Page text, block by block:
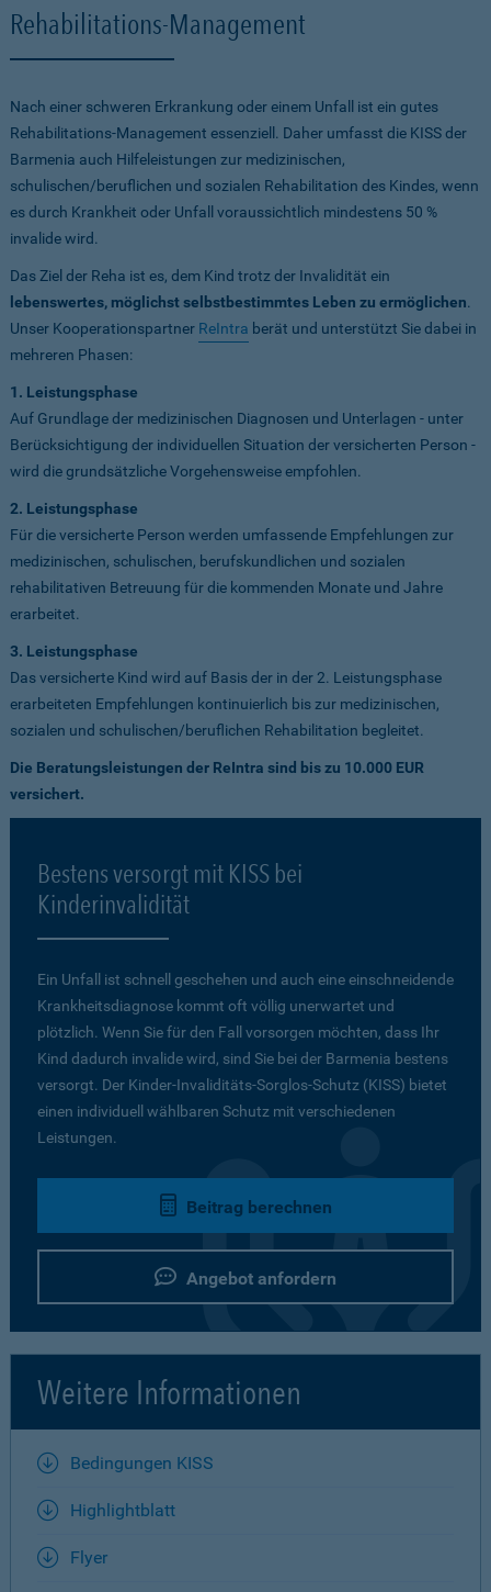
Rehabilitations-Management
Nach einer schweren Erkrankung oder einem Unfall ist ein gutes
Rehabilitations-Management essenziell. Daher umfasst die KISS der
Barmenia auch Hilfeleistungen zur medizinischen,
schulischen/beruflichen und sozialen Rehabilitation des Kindes, wenn
es durch Krankheit oder Unfall voraussichtlich mindestens 50 %
invalide wird.
Das Ziel der Reha ist es, dem Kind trotz der Invalidität ein
lebenswertes, möglichst selbstbestimmtes Leben zu ermöglichen.
Unser Kooperationspartner ReIntra berät und unterstützt Sie dabei in
mehreren Phasen:
1. Leistungsphase
Auf Grundlage der medizinischen Diagnosen und Unterlagen - unter
Berücksichtigung der individuellen Situation der versicherten Person -
wird die grundsätzliche Vorgehensweise empfohlen.
2. Leistungsphase
Für die versicherte Person werden umfassende Empfehlungen zur
medizinischen, schulischen, berufskundlichen und sozialen
rehabilitativen Betreuung für die kommenden Monate und Jahre
erarbeitet.
3. Leistungsphase
Das versicherte Kind wird auf Basis der in der 2. Leistungsphase
erarbeiteten Empfehlungen kontinuierlich bis zur medizinischen,
sozialen und schulischen/beruflichen Rehabilitation begleitet.
Die Beratungsleistungen der ReIntra sind bis zu 10.000 EUR
versichert.
Bestens versorgt mit KISS bei
Kinderinvalidität
Ein Unfall ist schnell geschehen und auch eine einschneidende
Krankheitsdiagnose kommt oft völlig unerwartet und
plötzlich. Wenn Sie für den Fall vorsorgen möchten, dass Ihr
Kind dadurch invalide wird, sind Sie bei der Barmenia bestens
versorgt. Der Kinder-Invaliditäts-Sorglos-Schutz (KISS) bietet
einen individuell wählbaren Schutz mit verschiedenen
Leistungen.
Beitrag berechnen
Angebot anfordern
Weitere Informationen
Bedingungen KISS
Highlightblatt
Flyer